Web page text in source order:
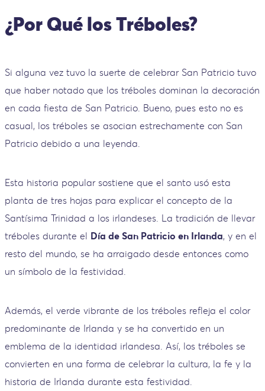
¿Por Qué los Tréboles?
Si alguna vez tuvo la suerte de celebrar San Patricio tuvo
que haber notado que los tréboles dominan la decoración
en cada fiesta de San Patricio. Bueno, pues esto no es
casual, los tréboles se asocian estrechamente con San
Patricio debido a una leyenda.
Esta historia popular sostiene que el santo usó esta
planta de tres hojas para explicar el concepto de la
Santísima Trinidad a los irlandeses. La tradición de llevar
tréboles durante el Día de San Patricio en Irlanda, y en el
resto del mundo, se ha arraigado desde entonces como
un símbolo de la festividad.
Además, el verde vibrante de los tréboles refleja el color
predominante de Irlanda y se ha convertido en un
emblema de la identidad irlandesa. Así, los tréboles se
convierten en una forma de celebrar la cultura, la fe y la
historia de Irlanda durante esta festividad.